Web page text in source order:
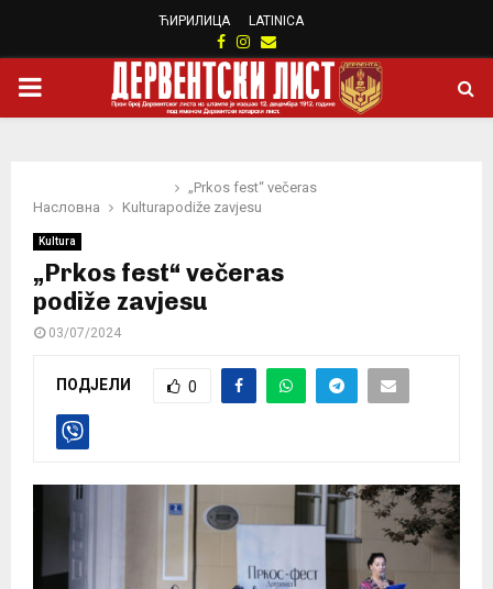
ЋИРИЛИЦА LATINICA
Facebook
Instagram
Email
PRIMARY
Насловна Kultura
„Prkos fest“ večeras
podiže zavjesu
Kultura
„Prkos fest“ večeras
podiže zavjesu
03/07/2024
ПОДЈЕЛИ 0